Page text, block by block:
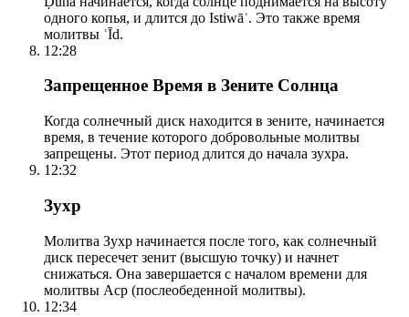
одного копья, и длится до Istiwāʾ. Это также время
молитвы ʿĪd.
12:28
Запрещенное Время в Зените Солнца
Когда солнечный диск находится в зените, начинается
время, в течение которого добровольные молитвы
запрещены. Этот период длится до начала зухра.
12:32
Зухр
Молитва Зухр начинается после того, как солнечный
диск пересечет зенит (высшую точку) и начнет
снижаться. Она завершается с началом времени для
молитвы Аср (послеобеденной молитвы).
12:34